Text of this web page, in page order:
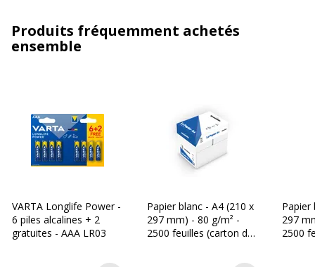
Produits fréquemment achetés
ensemble
VARTA Longlife Power -
6 piles alcalines + 2
gratuites - AAA LR03
Papier blanc - A4 (210 x
297 mm) - 80 g/m² -
2500 feuilles (carton de
Papier
297
2500